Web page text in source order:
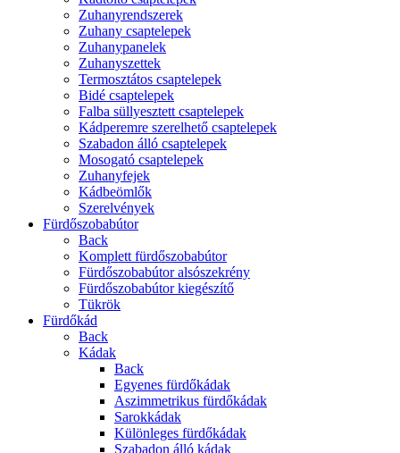
Zuhanyrendszerek
Zuhany csaptelepek
Zuhanypanelek
Zuhanyszettek
Termosztátos csaptelepek
Bidé csaptelepek
Falba süllyesztett csaptelepek
Kádperemre szerelhető csaptelepek
Szabadon álló csaptelepek
Mosogató csaptelepek
Zuhanyfejek
Kádbeömlők
Szerelvények
Fürdőszobabútor
Back
Komplett fürdőszobabútor
Fürdőszobabútor alsószekrény
Fürdőszobabútor kiegészítő
Tükrök
Fürdőkád
Back
Kádak
Back
Egyenes fürdőkádak
Aszimmetrikus fürdőkádak
Sarokkádak
Különleges fürdőkádak
Szabadon álló kádak